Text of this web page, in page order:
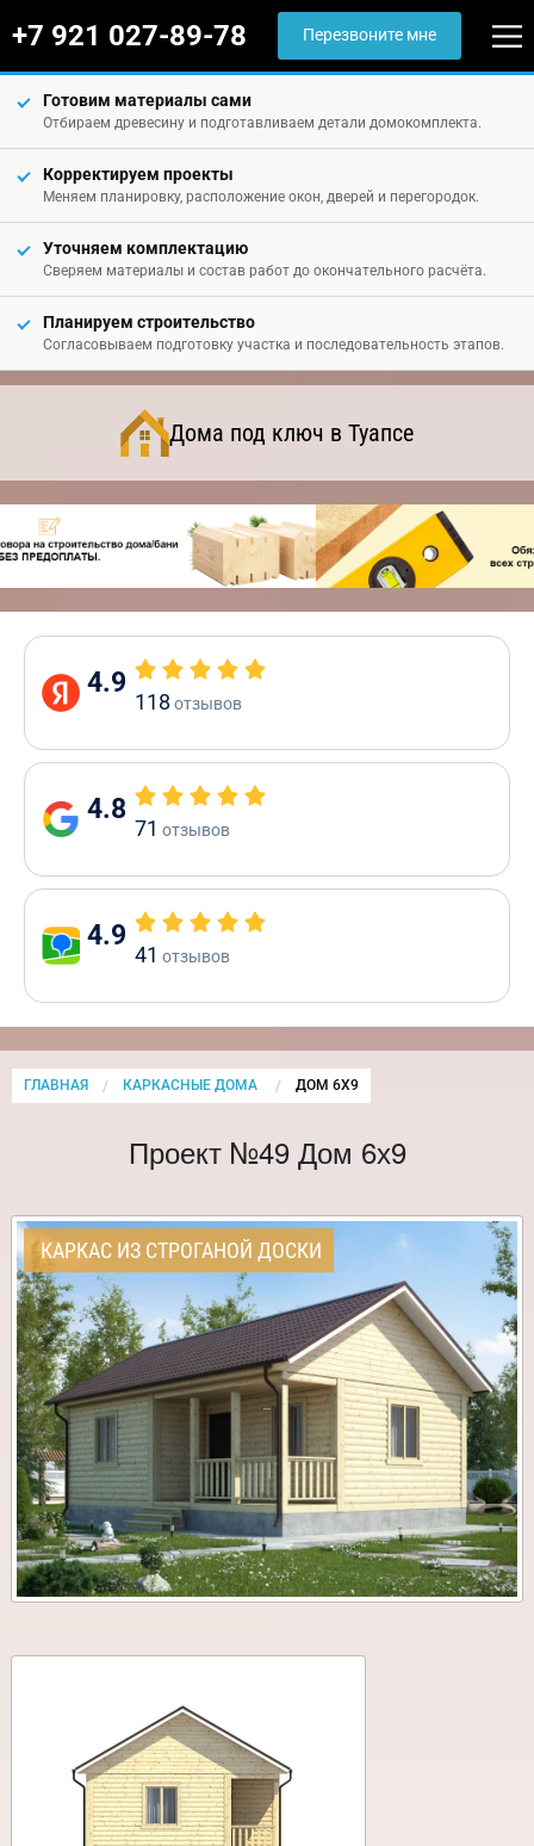
+7 921 027-89-78 Перезвоните мне
Готовим материалы сами
Отбираем древесину и подготавливаем детали домокомплекта.
Корректируем проекты
Меняем планировку, расположение окон, дверей и перегородок.
Уточняем комплектацию
Сверяем материалы и состав работ до окончательного расчёта.
Планируем строительство
Согласовываем подготовку участка и последовательность этапов.
Дома под ключ в Туапсе
4.9
118 отзывов
4.8
71 отзывов
4.9
41 отзывов
ГЛАВНАЯ КАРКАСНЫЕ ДОМА CURRENT:
ДОМ 6Х9
Проект №49 Дом 6х9
КАРКАС ИЗ СТРОГАНОЙ ДОСКИ